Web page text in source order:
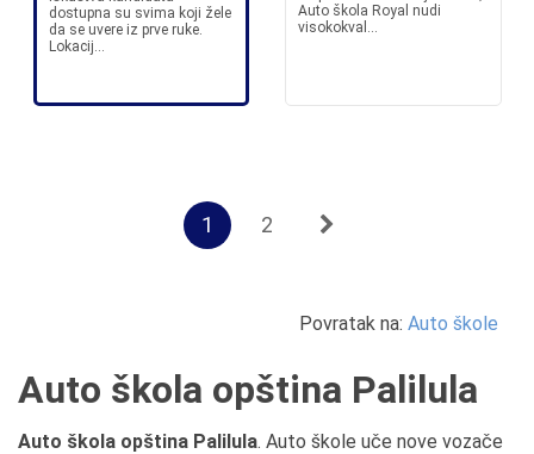
dostupna su svima koji žele
da se uvere iz prve ruke.
Lokacij...
Auto škola Royal nudi
visokokval...
1 2
Povratak na: Auto škole
Auto škola opština Palilula
Auto škola opština Palilula. Auto škole uče nove vozače